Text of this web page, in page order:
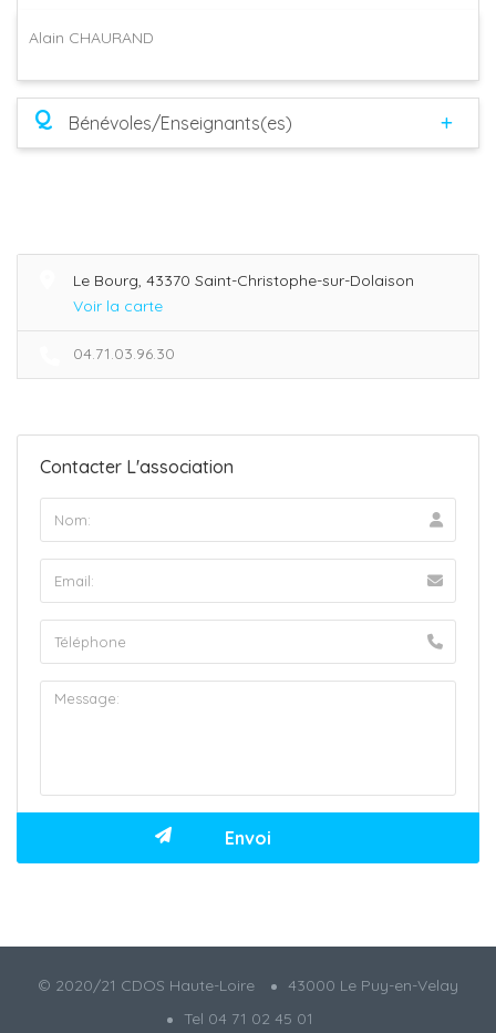
Alain CHAURAND
Q Bénévoles/Enseignants(es)
Le Bourg, 43370 Saint-Christophe-sur-Dolaison
Voir la carte
04.71.03.96.30
Contacter L'association
© 2020/21 CDOS Haute-Loire
43000 Le Puy-en-Velay
Tel 04 71 02 45 01